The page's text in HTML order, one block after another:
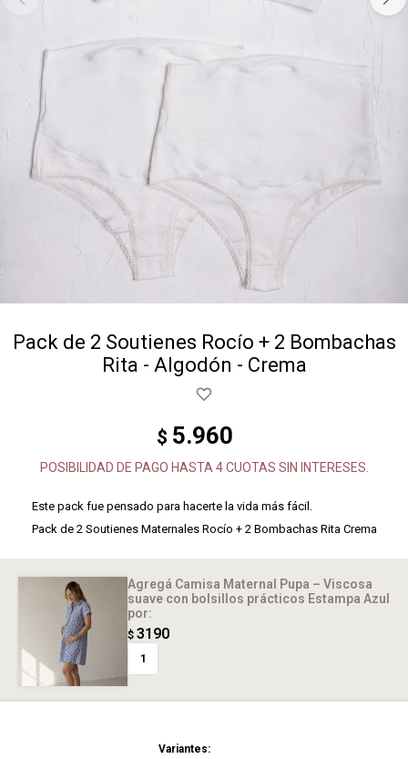
Pack de 2 Soutienes Rocío + 2 Bombachas
Rita - Algodón - Crema
$ 5.960
POSIBILIDAD DE PAGO HASTA 4 CUOTAS SIN INTERESES.
Este pack fue pensado para hacerte la vida más fácil.
Pack de 2 Soutienes Maternales Rocío + 2 Bombachas Rita Crema
Agregá Camisa Maternal Pupa – Viscosa
suave con bolsillos prácticos Estampa Azul
por:
$ 3190
1
Variantes: